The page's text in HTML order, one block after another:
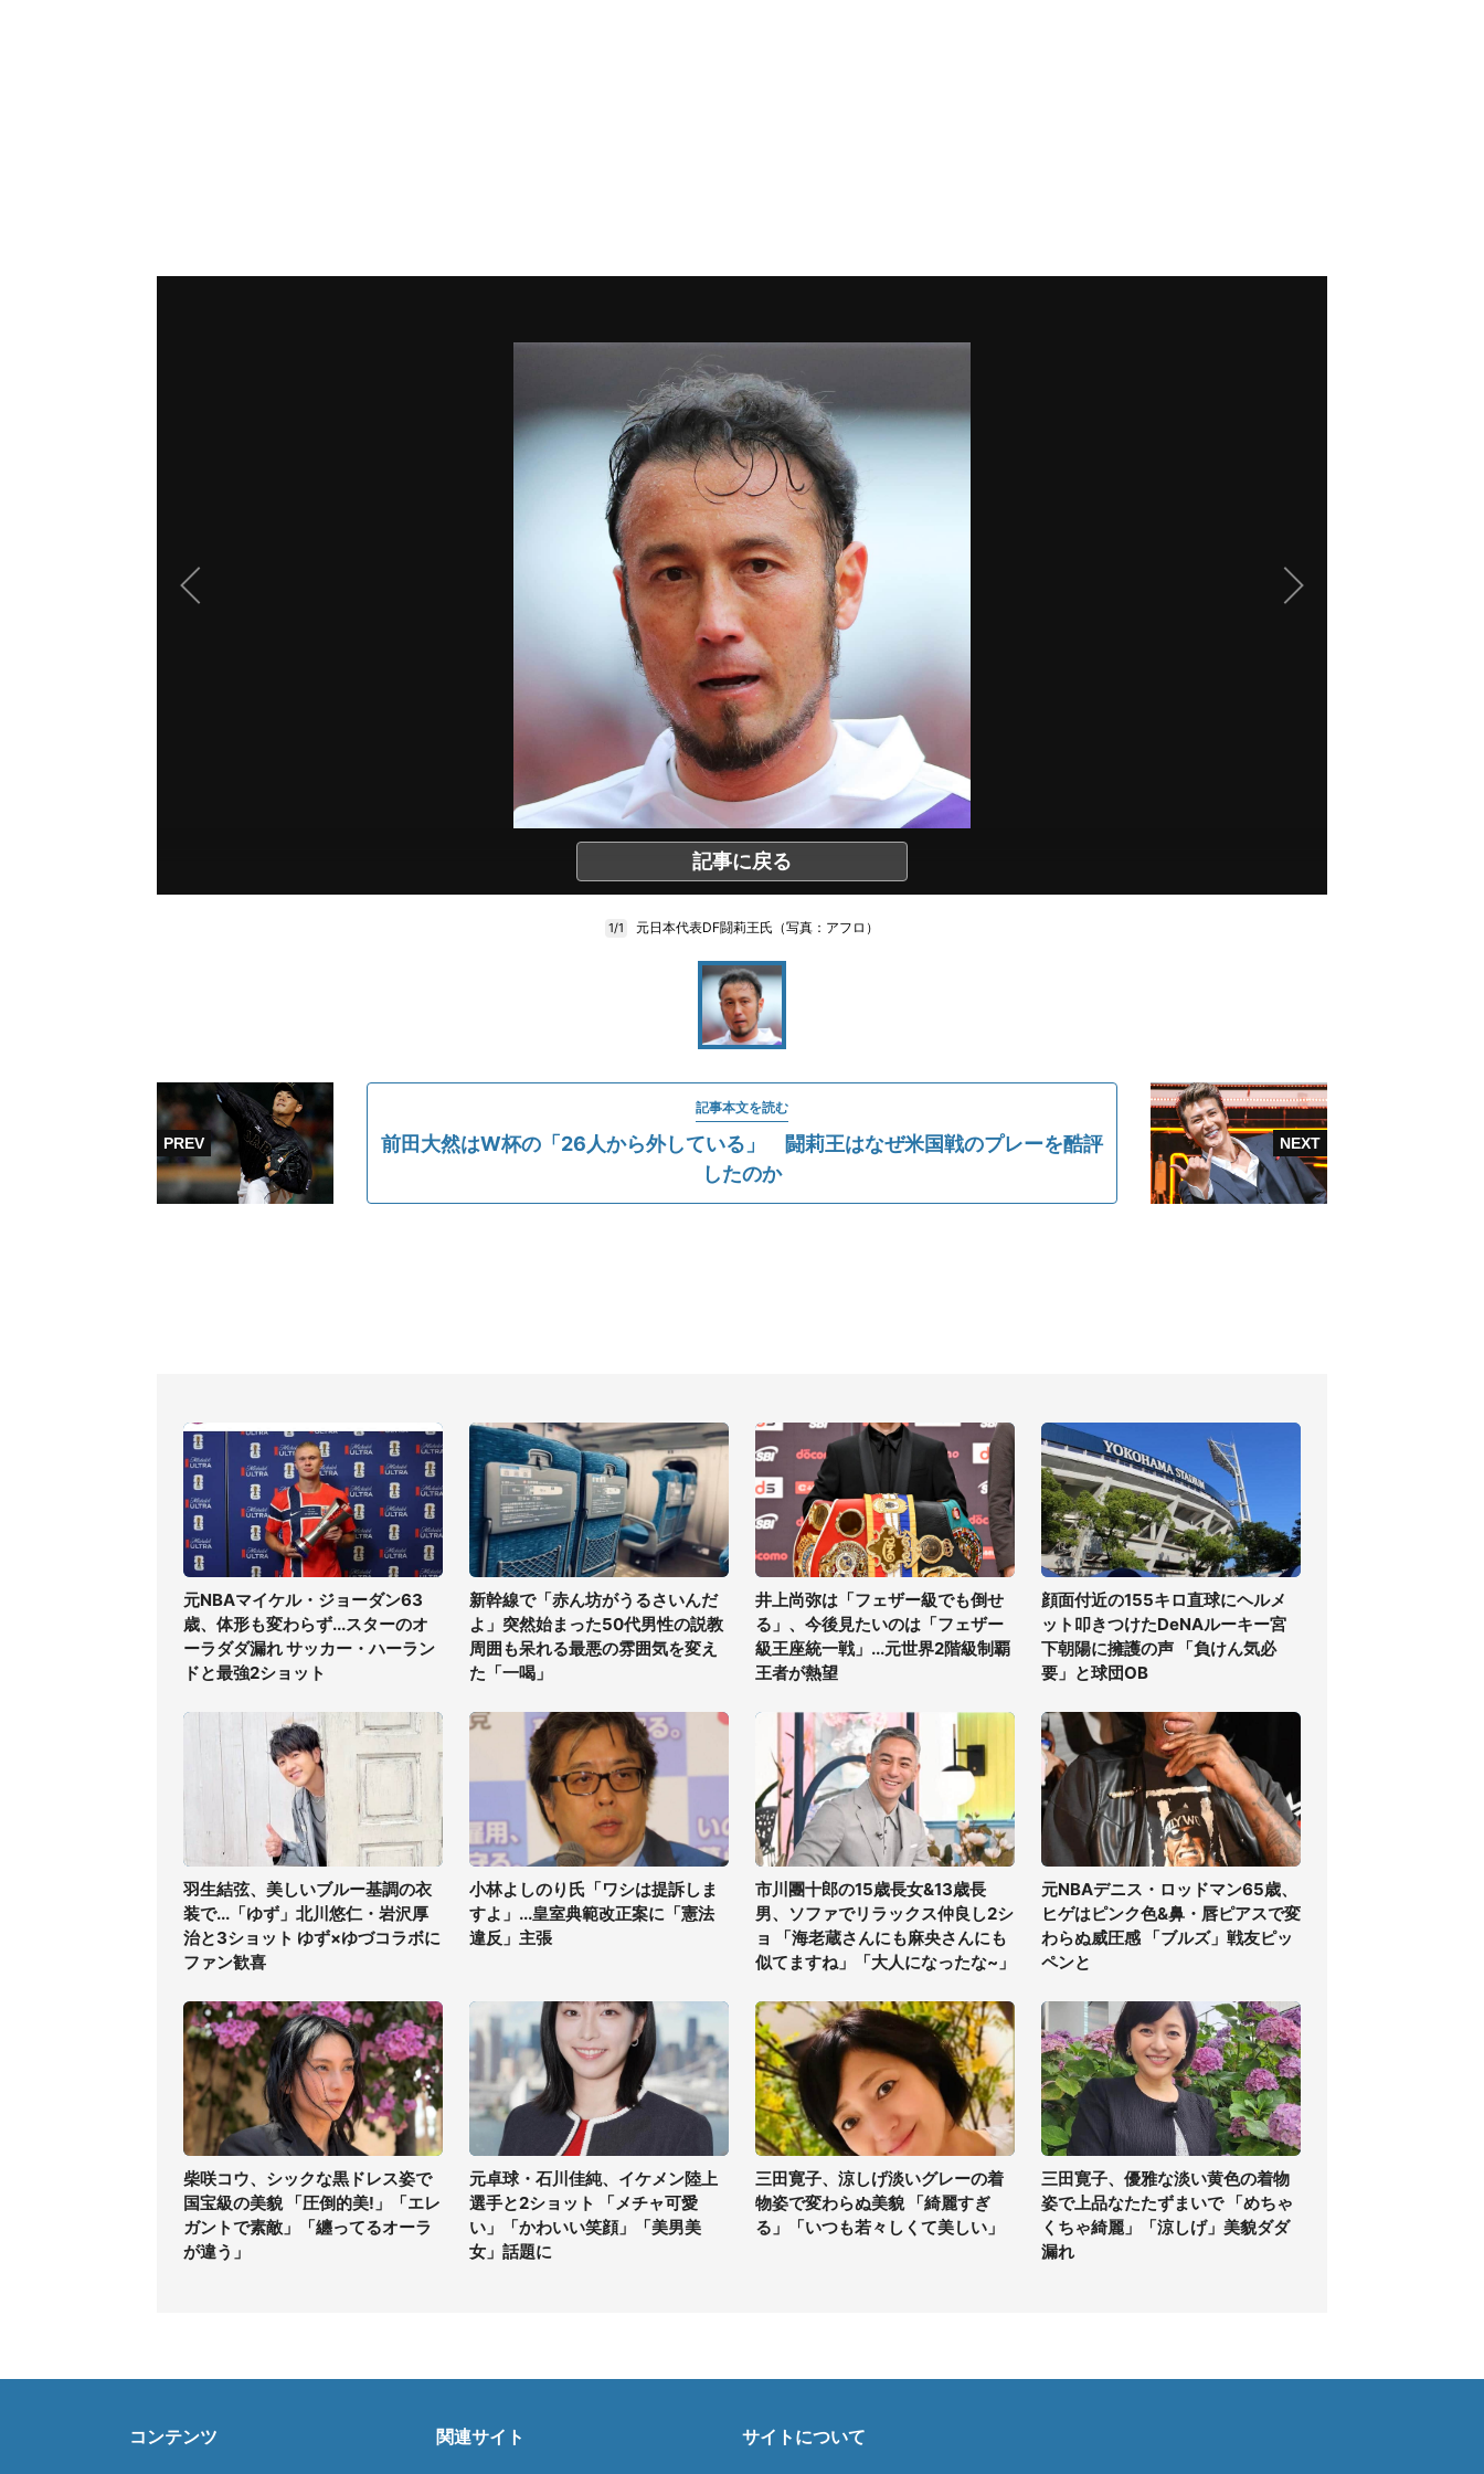
記事に戻る
1/1 元日本代表DF闘莉王氏（写真：アフロ）
記事本文を読む
前田大然はW杯の「26人から外している」 闘莉王はなぜ米国戦のプレーを酷評
したのか
元NBAマイケル・ジョーダン63
歳、体形も変わらず...スターのオ
ーラダダ漏れ サッカー・ハーラン
ドと最強2ショット
新幹線で「赤ん坊がうるさいんだ
よ」突然始まった50代男性の説教
周囲も呆れる最悪の雰囲気を変え
た「一喝」
井上尚弥は「フェザー級でも倒せ
る」、今後見たいのは「フェザー
級王座統一戦」...元世界2階級制覇
王者が熱望
顔面付近の155キロ直球にヘルメ
ット叩きつけたDeNAルーキー宮
下朝陽に擁護の声 「負けん気必
要」と球団OB
羽生結弦、美しいブルー基調の衣
装で...「ゆず」北川悠仁・岩沢厚
治と3ショット ゆず×ゆづコラボに
ファン歓喜
小林よしのり氏「ワシは提訴しま
すよ」...皇室典範改正案に「憲法
違反」主張
市川團十郎の15歳長女&13歳長
男、ソファでリラックス仲良し2シ
ョ 「海老蔵さんにも麻央さんにも
似てますね」「大人になったな~」
元NBAデニス・ロッドマン65歳、
ヒゲはピンク色&鼻・唇ピアスで変
わらぬ威圧感 「ブルズ」戦友ピッ
ペンと
柴咲コウ、シックな黒ドレス姿で
国宝級の美貌 「圧倒的美!」「エレ
ガントで素敵」「纏ってるオーラ
が違う」
元卓球・石川佳純、イケメン陸上
選手と2ショット 「メチャ可愛
い」「かわいい笑顔」「美男美
女」話題に
三田寛子、涼しげ淡いグレーの着
物姿で変わらぬ美貌 「綺麗すぎ
る」「いつも若々しくて美しい」
三田寛子、優雅な淡い黄色の着物
姿で上品なたたずまいで 「めちゃ
くちゃ綺麗」「涼しげ」美貌ダダ
漏れ
コンテンツ 関連サイト サイトについて